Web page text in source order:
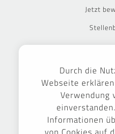
Jetzt
Durch die
Webseite
Verwendung
Informationen